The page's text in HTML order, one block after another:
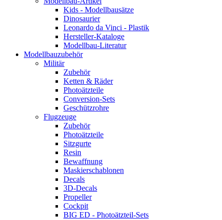
Kids - Modellbausätze
Dinosaurier
Leonardo da Vinci - Plastik
Hersteller-Kataloge
Modellbau-Literatur
Modellbauzubehör
Militär
Zubehör
Ketten & Räder
Photoätzteile
Conversion-Sets
Geschützrohre
Flugzeuge
Zubehör
Photoätzteile
Sitzgurte
Resin
Bewaffnung
Maskierschablonen
Decals
3D-Decals
Propeller
Cockpit
BIG ED - Photoätzteil-Sets